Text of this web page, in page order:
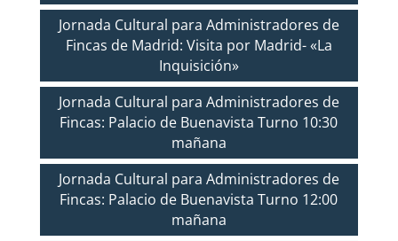
Jornada Cultural para Administradores de
Fincas de Madrid: Visita por Madrid- «La
Inquisición»
Jornada Cultural para Administradores de
Fincas: Palacio de Buenavista Turno 10:30
mañana
Jornada Cultural para Administradores de
Fincas: Palacio de Buenavista Turno 12:00
mañana